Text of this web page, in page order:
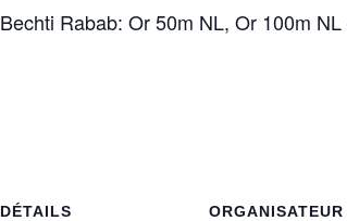
Bechti Rabab: Or 50m NL, Or 100m
DÉTAILS ORGANISATEUR